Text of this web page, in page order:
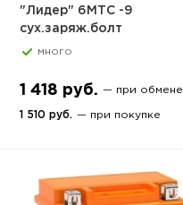
"Лидер" 6МТС -9
сух.заряж.болт
много
1 418 руб. — при обмене
1 510 руб. — при покупке